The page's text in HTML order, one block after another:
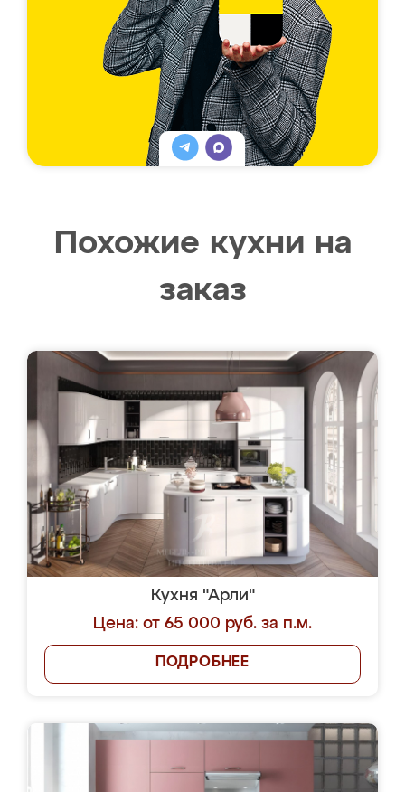
Похожие кухни на
заказ
Кухня "Арли"
Цена: от 65 000 руб. за п.м.
ПОДРОБНЕЕ